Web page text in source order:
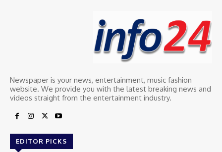
Newspaper is your news, entertainment, music fashion
website. We provide you with the latest breaking news and
videos straight from the entertainment industry.
EDITOR PICKS